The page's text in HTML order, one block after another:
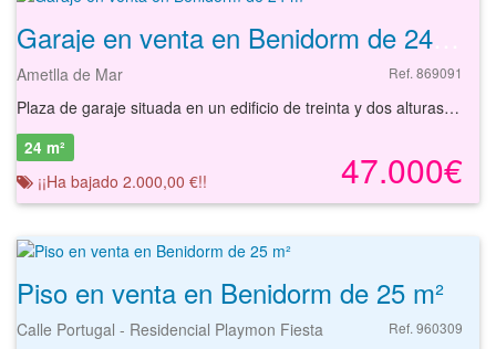
Ametlla de Mar Ref. 869091
Plaza de garaje situada en un edificio de treinta y dos alturas sobre rasante y dos alturas bajo rasante, que fue construido en el año 2003. La plaza de garaje esta ubicado en la localidad de Benidorm, en la provincia de Alicante.
47.000€
24 m²
¡¡Ha bajado 2.000,00 €!!
Piso en venta en Benidorm de 25 m²
Calle Portugal - Residencial Playmon Fiesta Ref. 960309